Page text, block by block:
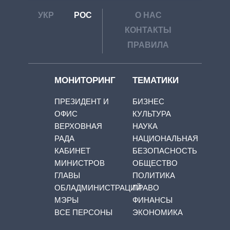
УКР РОС
О НАС
КОНТАКТЫ
ПРАВИЛА
МОНИТОРИНГ
ПРЕЗИДЕНТ И
ОФИС
ВЕРХОВНАЯ
РАДА
КАБИНЕТ
МИНИСТРОВ
ГЛАВЫ
ОБЛАДМИНИСТРАЦИЙ
МЭРЫ
ВСЕ ПЕРСОНЫ
ТЕМАТИКИ
БИЗНЕС
КУЛЬТУРА
НАУКА
НАЦИОНАЛЬНАЯ
БЕЗОПАСНОСТЬ
ОБЩЕСТВО
ПОЛИТИКА
ПРАВО
ФИНАНСЫ
ЭКОНОМИКА